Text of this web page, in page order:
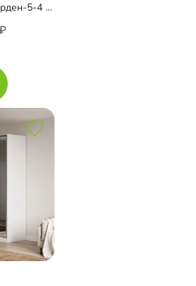
Шкаф-купе угловой Борден-5-4 1100